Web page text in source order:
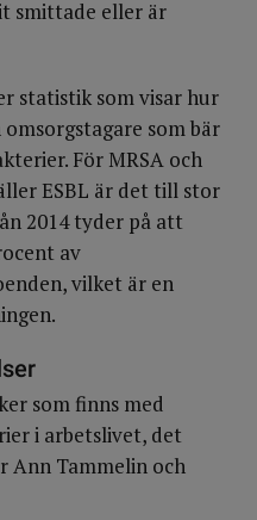
smittade eller är
statistik som visar hur
som bär
För MRSA och
ESBL är det till stor
2014 tyder på att
av
vilket är en
som finns med
i arbetslivet, det
Ann Tammelin och